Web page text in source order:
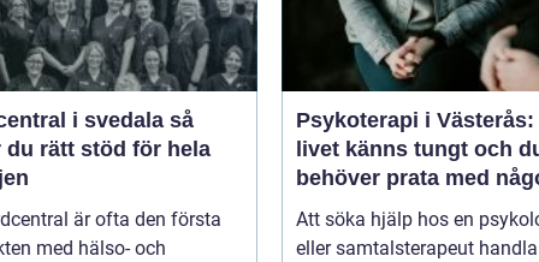
i svedala så
du rätt stöd för hela
är ofta den första
med hälso- och
Psykoterapi i Västerås:
livet känns tungt och
behöver prata med
Att söka hjälp hos en
eller samtalsterapeut